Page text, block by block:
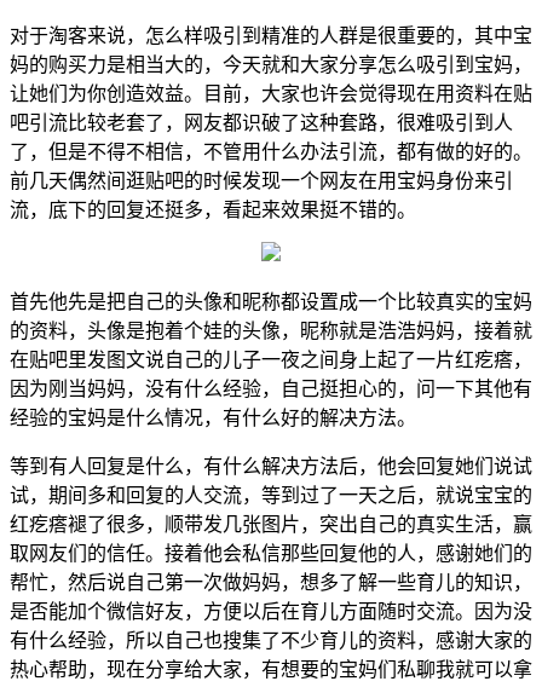
对于淘客来说，怎么样吸引到精准的人群是很重要的，其中宝
妈的购买力是相当大的，今天就和大家分享怎么吸引到宝妈，
让她们为你创造效益。目前，大家也许会觉得现在用资料在贴
吧引流比较老套了，网友都识破了这种套路，很难吸引到人
了，但是不得不相信，不管用什么办法引流，都有做的好的。
前几天偶然间逛贴吧的时候发现一个网友在用宝妈身份来引
流，底下的回复还挺多，看起来效果挺不错的。
首先他先是把自己的头像和昵称都设置成一个比较真实的宝妈
的资料，头像是抱着个娃的头像，昵称就是浩浩妈妈，接着就
在贴吧里发图文说自己的儿子一夜之间身上起了一片红疙瘩，
因为刚当妈妈，没有什么经验，自己挺担心的，问一下其他有
经验的宝妈是什么情况，有什么好的解决方法。
等到有人回复是什么，有什么解决方法后，他会回复她们说试
试，期间多和回复的人交流，等到过了一天之后，就说宝宝的
红疙瘩褪了很多，顺带发几张图片，突出自己的真实生活，赢
取网友们的信任。接着他会私信那些回复他的人，感谢她们的
帮忙，然后说自己第一次做妈妈，想多了解一些育儿的知识，
是否能加个微信好友，方便以后在育儿方面随时交流。因为没
有什么经验，所以自己也搜集了不少育儿的资料，感谢大家的
热心帮助，现在分享给大家，有想要的宝妈们私聊我就可以拿